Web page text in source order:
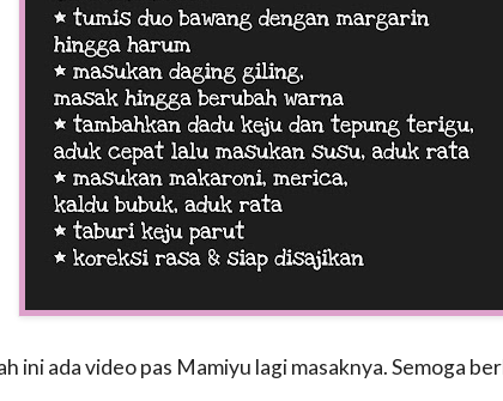
ini ada video pas Mamiyu lagi masaknya. Semoga